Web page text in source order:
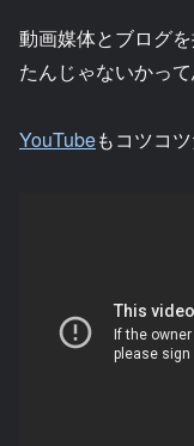
動画媒体とブログ
たんじゃないかって
YouTubeもコツコ